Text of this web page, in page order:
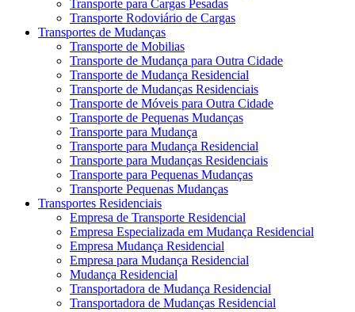
Transporte para Cargas Pesadas
Transporte Rodoviário de Cargas
Transportes de Mudanças
Transporte de Mobilias
Transporte de Mudança para Outra Cidade
Transporte de Mudança Residencial
Transporte de Mudanças Residenciais
Transporte de Móveis para Outra Cidade
Transporte de Pequenas Mudanças
Transporte para Mudança
Transporte para Mudança Residencial
Transporte para Mudanças Residenciais
Transporte para Pequenas Mudanças
Transporte Pequenas Mudanças
Transportes Residenciais
Empresa de Transporte Residencial
Empresa Especializada em Mudança Residencial
Empresa Mudança Residencial
Empresa para Mudança Residencial
Mudança Residencial
Transportadora de Mudança Residencial
Transportadora de Mudanças Residencial